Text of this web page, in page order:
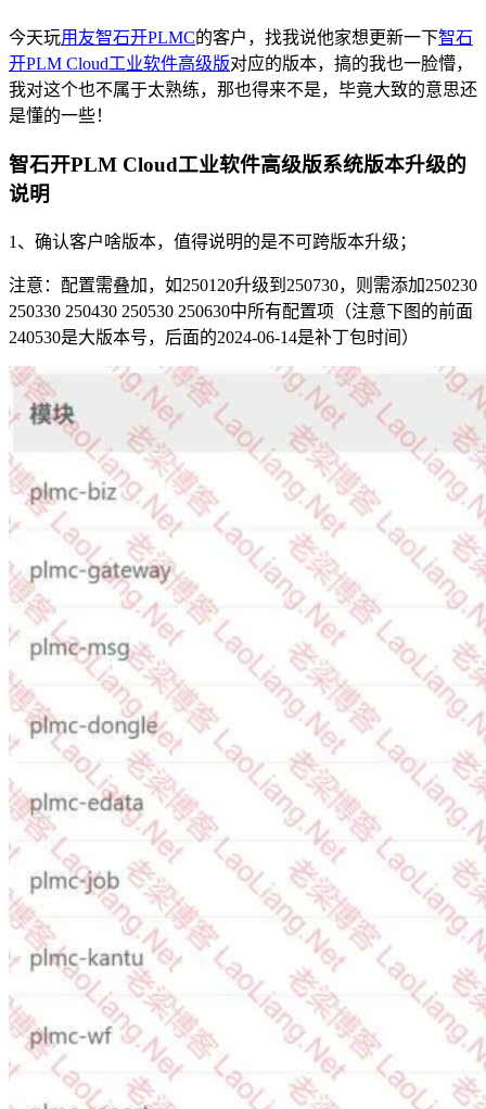
今天玩用友智石开PLMC的客户，找我说他家想更新一下智石
开PLM Cloud工业软件高级版对应的版本，搞的我也一脸懵，
我对这个也不属于太熟练，那也得来不是，毕竟大致的意思还
是懂的一些！
智石开PLM Cloud工业软件高级版系统版本升级的
说明
1、确认客户啥版本，值得说明的是不可跨版本升级；
注意：配置需叠加，如250120升级到250730，则需添加250230
250330 250430 250530 250630中所有配置项（注意下图的前面
240530是大版本号，后面的2024-06-14是补丁包时间）